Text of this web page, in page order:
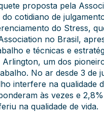
proposta pela
cotidiano de
do Stress,
no Brasil,
e técnicas e
um dos
No ar desde 3 de
interfere na qualidade
às vezes e
na qualidade de vida.